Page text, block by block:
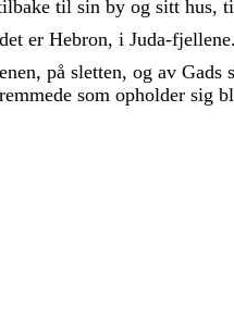
til sin by og sitt hus,
det er Hebron, i Juda-fjellene.
, på sletten, og av Gads
som opholder sig